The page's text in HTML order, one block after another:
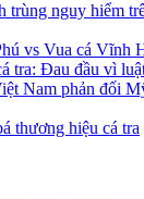
trùng nguy hiểm
vs Vua cá Vĩnh
tra: Đau đầu vì
Nam phản đối
thương hiệu cá tra